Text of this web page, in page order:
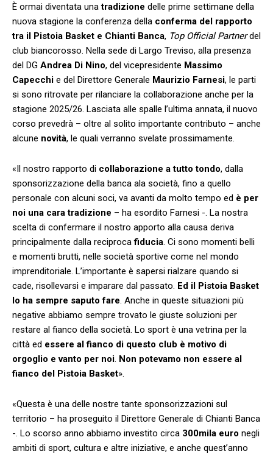
È ormai diventata unatradizione delle prime settimane della
nuova stagione la conferenza della conferma del rapporto
tra il Pistoia Basket e Chianti Banca, Top Official Partnerdel
club biancorosso. Nella sede di Largo Treviso, alla presenza
del DG Andrea Di Nino, del vicepresidente Massimo
Capecchi e del Direttore Generale Maurizio Farnesi, le parti
si sono ritrovate per rilanciare la collaborazione anche per la
stagione 2025/26. Lasciata alle spalle l’ultima annata, il nuovo
corso prevedrà – oltre al solito importante contributo – anche
alcune novità, le quali verranno svelate prossimamente.
«Il nostro rapporto di collaborazione a tutto tondo, dalla
sponsorizzazione della banca ala società, fino a quello
personale con alcuni soci, va avanti da molto tempo ed è per
noi una cara tradizione – ha esordito Farnesi -. La nostra
scelta di confermare il nostro apporto alla causa deriva
principalmente dalla reciprocafiducia. Ci sono momenti belli
e momenti brutti, nelle società sportive come nel mondo
imprenditoriale. L’importante è sapersi rialzare quando si
cade, risollevarsi e imparare dal passato. Ed il Pistoia Basket
lo ha sempre saputo fare. Anche in queste situazioni più
negative abbiamo sempre trovato le giuste soluzioni per
restare al fianco della società. Lo sport è una vetrina per la
città ed essere al fianco di questo club è motivo di
orgoglio e vanto per noi. Non potevamo non essere al
fianco del Pistoia Basket».
«Questa è una delle nostre tante sponsorizzazioni sul
territorio – ha proseguito il Direttore Generale di Chianti Banca
-. Lo scorso anno abbiamo investito circa 300mila euro negli
ambiti di sport, cultura e altre iniziative, e anche quest’anno